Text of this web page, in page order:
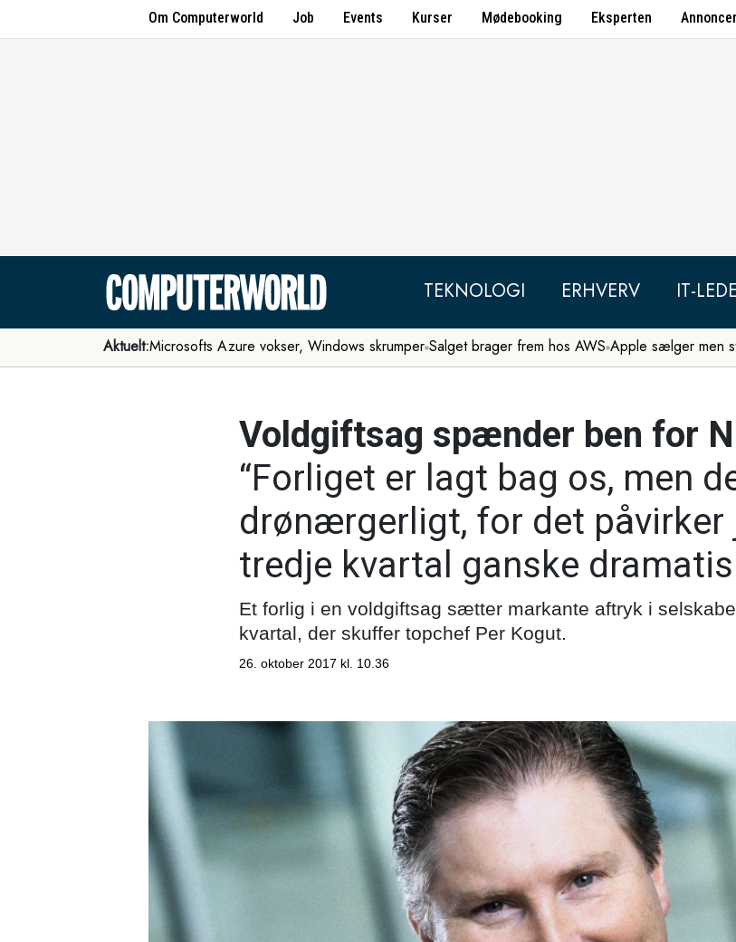
Om Computerworld Job Events Kurser Mødebooking Eksperten
TEKNOLOGI ERHVERV IT-
Aktuelt:Microsofts Azure vokser, Windows skrumper Salget brager frem hos AWS Apple sælger men
Voldgiftsag spænder ben for
“Forliget er lagt bag os, men
drønærgerligt, for det påvirker
tredje kvartal ganske
Et forlig i en voldgiftsag sætter markante aftryk i
kvartal, der skuffer topchef Per Kogut.
26. oktober 2017 kl. 10.36